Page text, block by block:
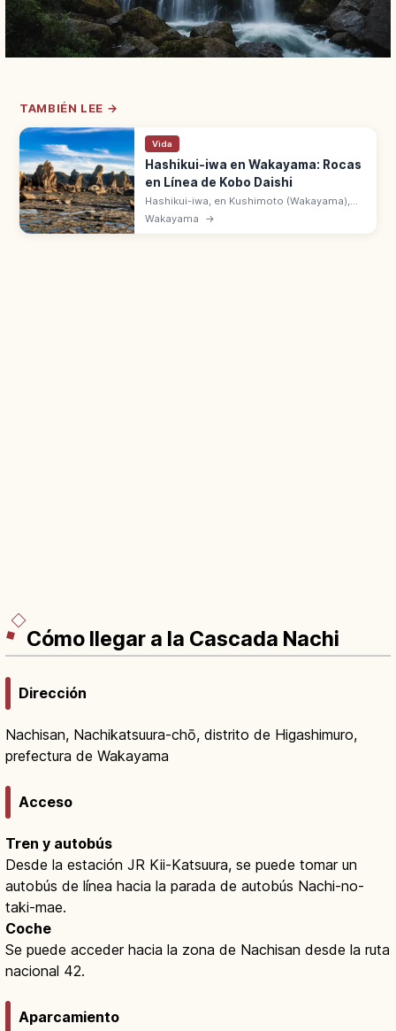
TAMBIÉN LEE →
Vida
Hashikui-iwa en Wakayama: Rocas
en Línea de Kobo Daishi
Hashikui-iwa, en Kushimoto (Wakayama),
alinea unas 40 rocas a lo largo de 850 m
sobre el mar. Leyenda de Kobo Daishi. Lugar
Wakayama →
Cómo llegar a la Cascada Nachi
Dirección
Nachisan, Nachikatsuura-chō, distrito de Higashimuro,
prefectura de Wakayama
Acceso
Tren y autobús
Desde la estación JR Kii-Katsuura, se puede tomar un
autobús de línea hacia la parada de autobús Nachi-no-
taki-mae.
Coche
Se puede acceder hacia la zona de Nachisan desde la ruta
nacional 42.
Aparcamiento